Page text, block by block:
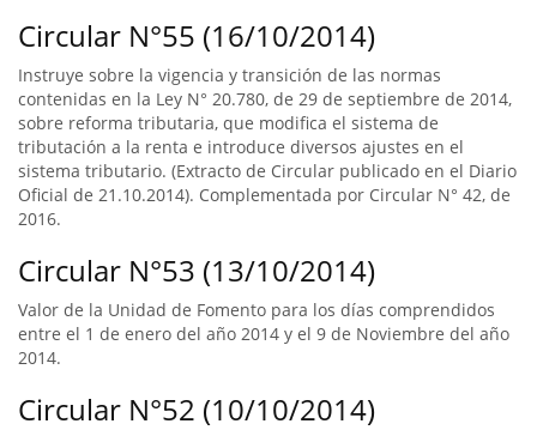
Circular N°55 (16/10/2014)
Instruye sobre la vigencia y transición de las normas
contenidas en la Ley N° 20.780, de 29 de septiembre de 2014,
sobre reforma tributaria, que modifica el sistema de
tributación a la renta e introduce diversos ajustes en el
sistema tributario. (Extracto de Circular publicado en el Diario
Oficial de 21.10.2014). Complementada por Circular N° 42, de
2016.
Circular N°53 (13/10/2014)
Valor de la Unidad de Fomento para los días comprendidos
entre el 1 de enero del año 2014 y el 9 de Noviembre del año
2014.
Circular N°52 (10/10/2014)